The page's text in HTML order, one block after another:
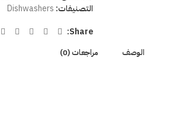
التصنيفات: Dishwashers
Share:
الوصف مراجعات (0)